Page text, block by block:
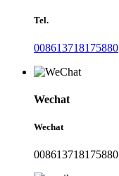
Tel.
008613718175880
Wechat
Wechat
008613718175880